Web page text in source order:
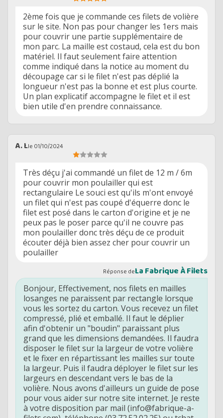
2ème fois que je commande ces filets de volière
sur le site. Non pas pour changer les 1ers mais
pour couvrir une partie supplémentaire de
mon parc. La maille est costaud, cela est du bon
matériel. Il faut seulement faire attention
comme indiqué dans la notice au moment du
découpage car si le filet n'est pas déplié la
longueur n'est pas la bonne et est plus courte.
Un plan explicatif accompagne le filet et il est
bien utile d'en prendre connaissance.
A. Lle 01/10/2024
Très déçu j'ai commandé un filet de 12 m / 6m
pour couvrir mon poulailler qui est
rectangulaire Le souci est qu'ils m'ont envoyé
un filet qui n'est pas coupé d'équerre donc le
filet est posé dans le carton d'origine et je ne
peux pas le poser parce qu'il ne couvre pas
mon poulailler donc très déçu de ce produit
écouter déjà bien assez cher pour couvrir un
poulailler
Réponse deLa Fabrique À Filets
Bonjour, Effectivement, nos filets en mailles
losanges ne paraissent par rectangle lorsque
vous les sortez du carton. Vous recevez un filet
compressé, plié et emballé. Il faut le déplier
afin d'obtenir un "boudin" paraissant plus
grand que les dimensions demandées. Il faudra
disposer le filet sur la largeur de votre volière
et le fixer en répartissant les mailles sur toute
la largeur. Puis il faudra déployer le filet sur les
largeurs en descendant vers le bas de la
volière. Nous avons d'ailleurs un guide de pose
pour vous aider sur notre site internet. Je reste
à votre disposition par mail (info@fabrique-a-